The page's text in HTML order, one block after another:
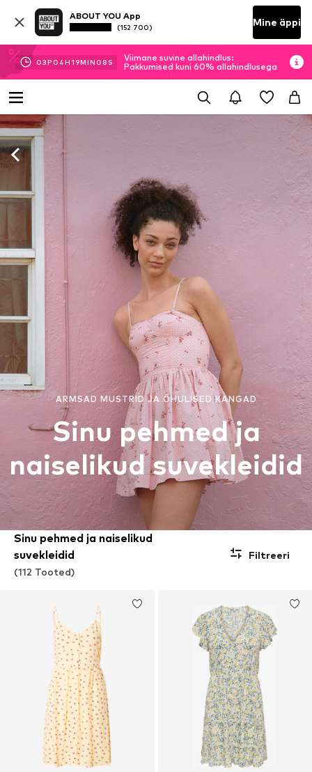
ABOUT YOU App
(152 700) Mine äppi
03P 04H19MIN 07 S
Viimane suvine allahindlus:
Pakkumised kuni 60% allahindlusega
ARMSAD MUSTRID JA ÕHULISED KANGAD
Sinu pehmed ja
naiselikud suvekleidid
Sinu pehmed ja naiselikud
suvekleidid
(112 Tooted)
Filtreeri